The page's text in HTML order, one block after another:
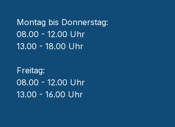
Montag bis Donnerstag:
08.00 - 12.00 Uhr
13.00 - 18.00 Uhr
Freitag:
08.00 - 12.00 Uhr
13.00 - 16.00 Uhr